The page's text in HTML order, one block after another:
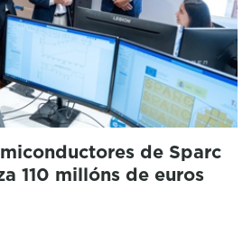
de Sparc
110 millóns de euros